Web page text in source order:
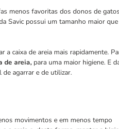
menos favoritas dos donos de
Savic possui um tamanho maior
a caixa de areia mais rapidamente.
de areia, para uma maior higiene. E
agarrar e de utilizar.
movimentos e em menos tempo